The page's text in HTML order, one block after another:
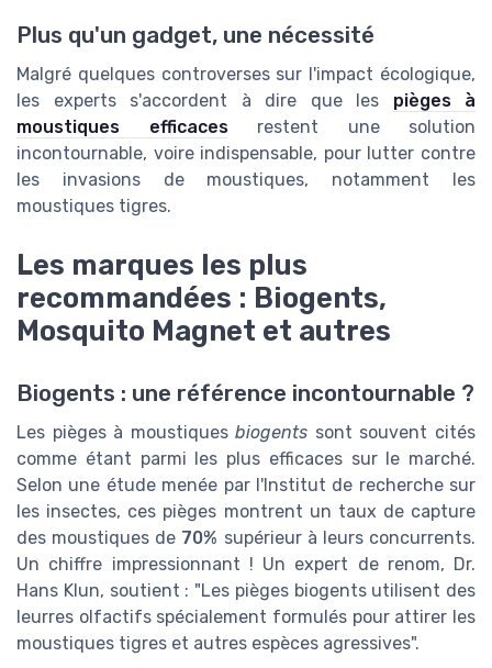
Plus qu'un gadget, une nécessité
Malgré quelques controverses sur l'impact écologique,
les experts s'accordent à dire que les pièges à
moustiques efficacesrestent une solution
incontournable, voire indispensable, pour lutter contre
les invasions de moustiques, notamment les
moustiques tigres.
Les marques les plus
recommandées : Biogents,
Mosquito Magnet et autres
Biogents : une référence incontournable ?
Les pièges à moustiquesbiogents sont souvent cités
comme étant parmi les plus efficaces sur le marché.
Selon une étude menée par l'Institut de recherche sur
les insectes, ces pièges montrent un taux de capture
des moustiques de 70% supérieur à leurs concurrents.
Un chiffre impressionnant ! Un expert de renom, Dr.
Hans Klun, soutient : "Les pièges biogents utilisent des
leurres olfactifs spécialement formulés pour attirer les
moustiques tigres et autres espèces agressives".